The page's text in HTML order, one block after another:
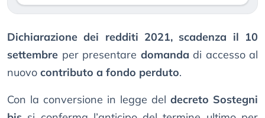
Dichiarazione dei redditi 2021, scadenza il 10
settembre per presentare domanda di accesso al
nuovo contributo a fondo perduto.
Con la conversione in legge del decreto Sostegni